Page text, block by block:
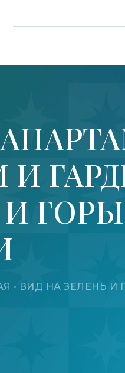
ГОРЫ
• ВИД НА ЗЕЛЕНЬ И